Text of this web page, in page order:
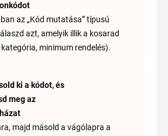
az „Kód mutatása” típusú
azt, amelyik illik a kosarad
minimum rendelés).
ki a kódot, és
meg az
majd másold a vágólapra a